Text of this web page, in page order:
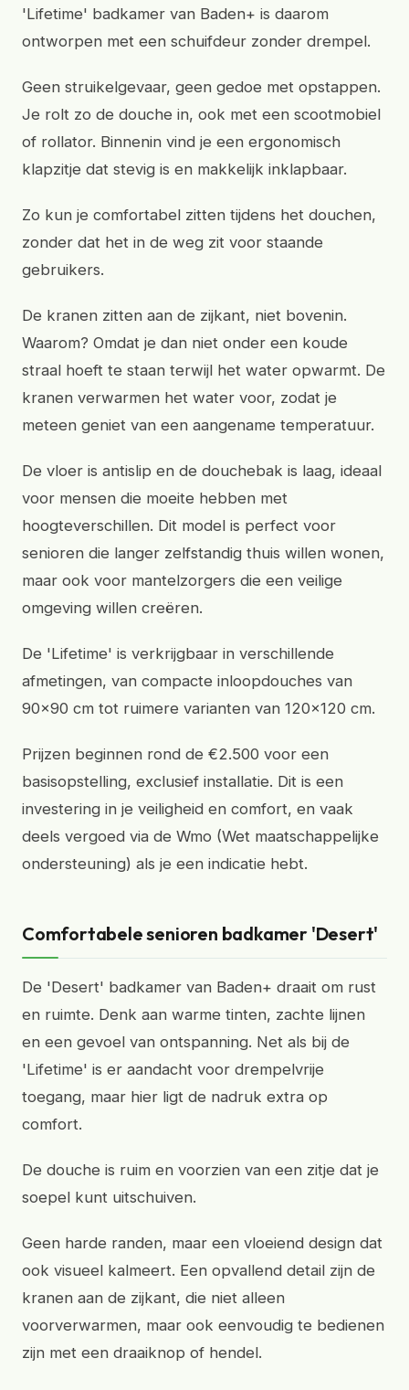
'Lifetime' badkamer van Baden+ is daarom
ontworpen met een schuifdeur zonder drempel.
Geen struikelgevaar, geen gedoe met opstappen.
Je rolt zo de douche in, ook met een scootmobiel
of rollator. Binnenin vind je een ergonomisch
klapzitje dat stevig is en makkelijk inklapbaar.
Zo kun je comfortabel zitten tijdens het douchen,
zonder dat het in de weg zit voor staande
gebruikers.
De kranen zitten aan de zijkant, niet bovenin.
Waarom? Omdat je dan niet onder een koude
straal hoeft te staan terwijl het water opwarmt. De
kranen verwarmen het water voor, zodat je
meteen geniet van een aangename temperatuur.
De vloer is antislip en de douchebak is laag, ideaal
voor mensen die moeite hebben met
hoogteverschillen. Dit model is perfect voor
senioren die langer zelfstandig thuis willen wonen,
maar ook voor mantelzorgers die een veilige
omgeving willen creëren.
De 'Lifetime' is verkrijgbaar in verschillende
afmetingen, van compacte inloopdouches van
90x90 cm tot ruimere varianten van 120x120 cm.
Prijzen beginnen rond de €2.500 voor een
basisopstelling, exclusief installatie. Dit is een
investering in je veiligheid en comfort, en vaak
deels vergoed via de Wmo (Wet maatschappelijke
ondersteuning) als je een indicatie hebt.
Comfortabele senioren badkamer 'Desert'
De 'Desert' badkamer van Baden+ draait om rust
en ruimte. Denk aan warme tinten, zachte lijnen
en een gevoel van ontspanning. Net als bij de
'Lifetime' is er aandacht voor drempelvrije
toegang, maar hier ligt de nadruk extra op
comfort.
De douche is ruim en voorzien van een zitje dat je
soepel kunt uitschuiven.
Geen harde randen, maar een vloeiend design dat
ook visueel kalmeert. Een opvallend detail zijn de
kranen aan de zijkant, die niet alleen
voorverwarmen, maar ook eenvoudig te bedienen
zijn met een draaiknop of hendel.